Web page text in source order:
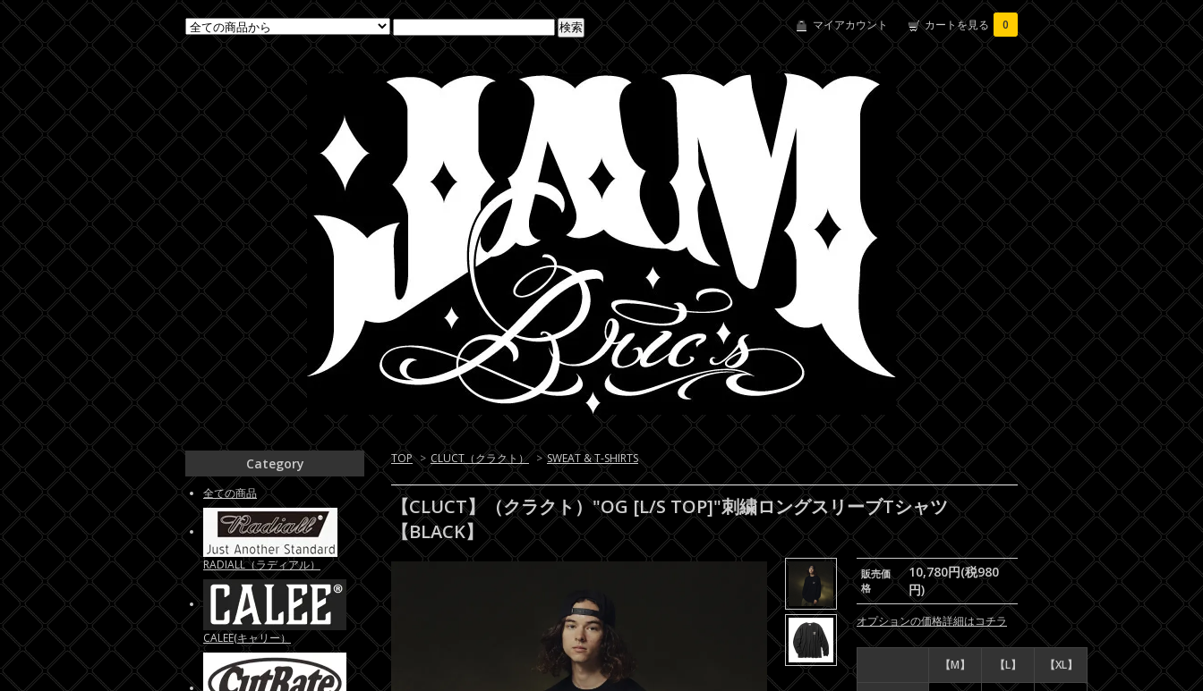
マイアカウント カートを見る 0
TOP > CLUCT（クラクト） > SWEAT & T-SHIRTS
【CLUCT】（クラクト）"OG [L/S TOP]"刺繍ロングスリーブTシャツ
【BLACK】
販売価
格
10,780円(税980
円)
オプションの価格詳細はコチラ
【M】 【L】 【XL】
Category
全ての商品
RADIALL（ラディアル）
CALEE(キャリー）